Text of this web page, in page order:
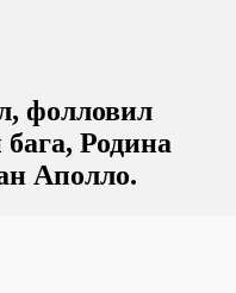
фолловил
Родина
Аполло.